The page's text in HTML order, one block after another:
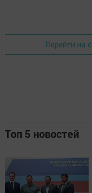
Перейти на
Топ 5 новостей